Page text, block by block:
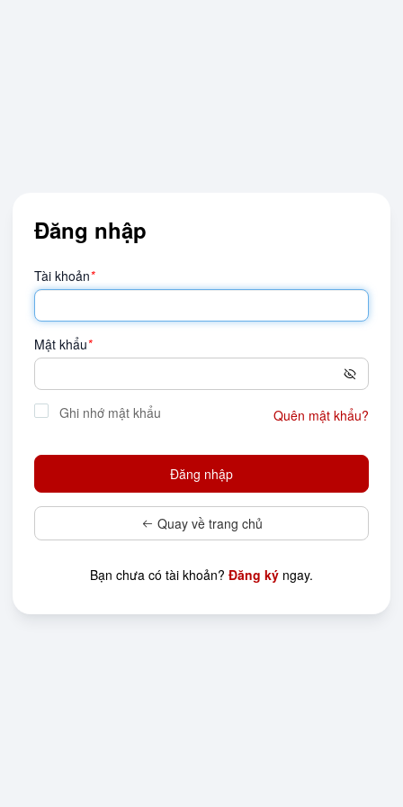
Đăng nhập
Tài khoản*
Mật khẩu*
Ghi nhớ mật khẩu Quên mật khẩu?
Quay về trang chủ
Bạn chưa có tài khoản? Đăng ký ngay.